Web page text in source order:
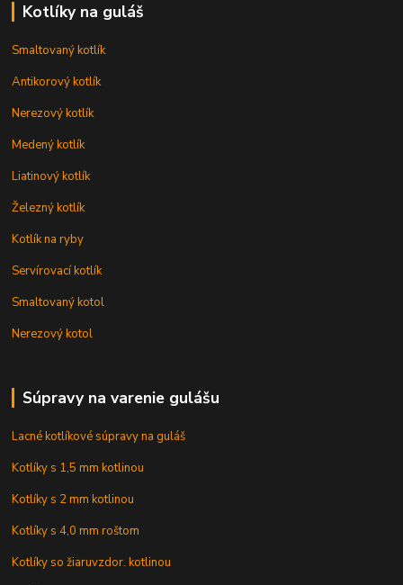
Kotlíky na guláš
Smaltovaný kotlík
Antikorový kotlík
Nerezový kotlík
Medený kotlík
Liatinový kotlík
Železný kotlík
Kotlík na ryby
Servírovací kotlík
Smaltovaný kotol
Nerezový kotol
Súpravy na varenie gulášu
Lacné kotlíkové súpravy na guláš
Kotlíky s 1,5 mm kotlinou
Kotlíky s 2 mm kotlinou
Kotlíky s 4,0 mm roštom
Kotlíky so žiaruvzdor. kotlinou